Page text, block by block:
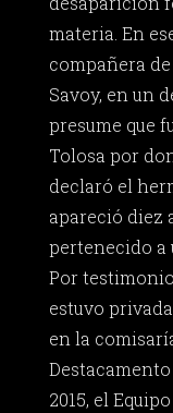
materia. En
compañera
Savoy, en un
presume que
Tolosa por
declaró el
apareció diez
pertenecido a
Por
estuvo
en la
2015, el